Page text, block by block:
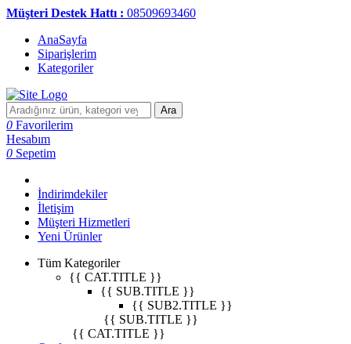
Müşteri Destek Hattı : 08509693460
AnaSayfa
Siparişlerim
Kategoriler
Ara
0 Favorilerim
Hesabım
0 Sepetim
İndirimdekiler
İletişim
Müşteri Hizmetleri
Yeni Ürünler
Tüm Kategoriler
{{ CAT.TITLE }}
{{ SUB.TITLE }}
{{ SUB2.TITLE }}
{{ SUB.TITLE }}
{{ CAT.TITLE }}